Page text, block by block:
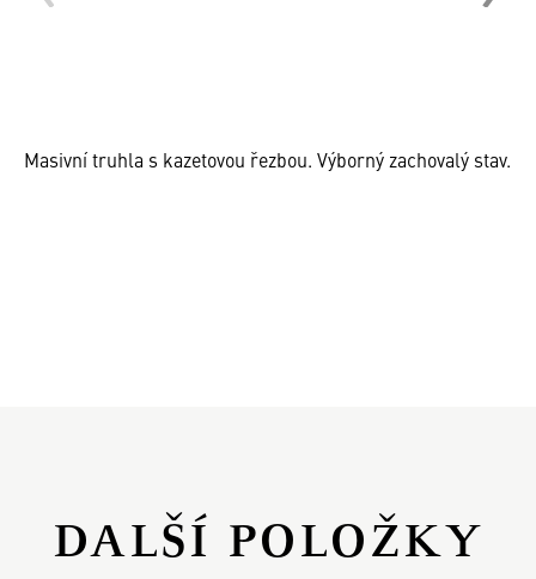
Masivní truhla s kazetovou řezbou. Výborný zachovalý stav.
DALŠÍ POLOŽKY